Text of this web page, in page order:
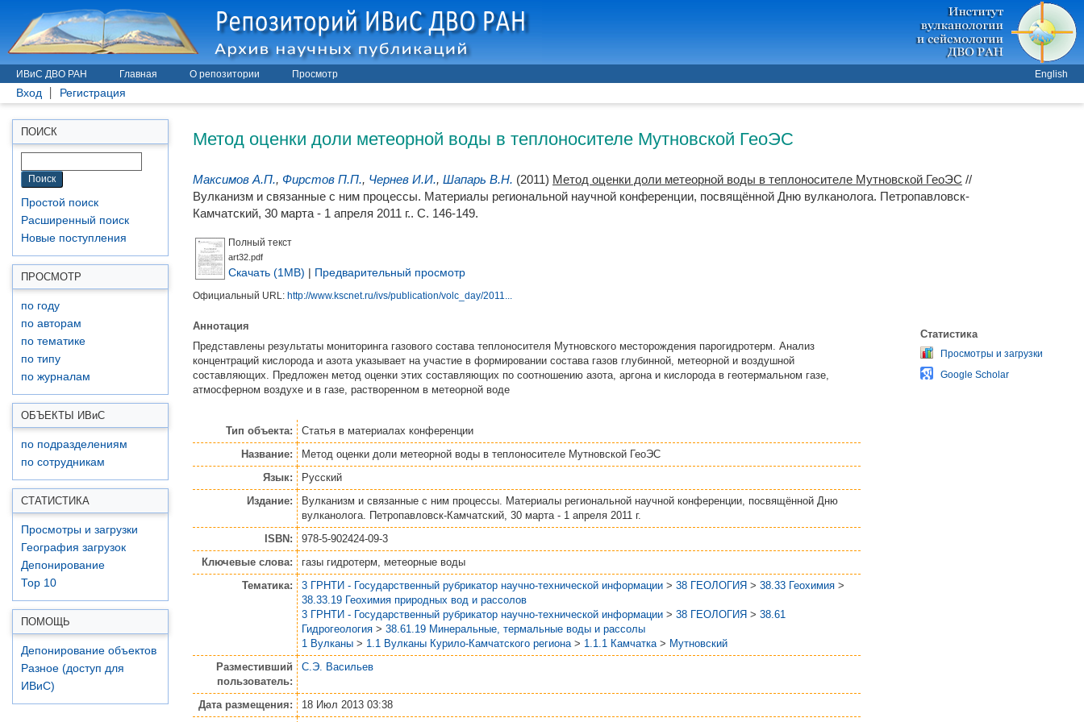
ИВиС ДВО РАН Главная О репозитории Просмотр English
Вход Регистрация
ПОИСК
Простой поиск
Расширенный поиск
Новые поступления
ПРОСМОТР
по году
по авторам
по тематике
по типу
по журналам
ОБЪЕКТЫ ИВиС
по подразделениям
по сотрудникам
СТАТИСТИКА
Просмотры и загрузки
География загрузок
Депонирование
Top 10
ПОМОЩЬ
Депонирование объектов
Разное (доступ для
ИВиС)
Метод оценки доли метеорной воды в теплоносителе Мутновской ГеоЭС
Максимов А.П., Фирстов П.П., Чернев И.И., Шапарь В.Н. (2011) Метод оценки доли метеорной воды в теплоносителе Мутновской ГеоЭС //
Вулканизм и связанные с ним процессы. Материалы региональной научной конференции, посвящённой Дню вулканолога. Петропавловск-
Камчатский, 30 марта - 1 апреля 2011 г.. С. 146-149.
Полный текст
art32.pdf
Скачать (1MB) | Предварительный просмотр
Официальный URL: http://www.kscnet.ru/ivs/publication/volc_day/2011...
Аннотация
Представлены результаты мониторинга газового состава теплоносителя Мутновского месторождения парогидротерм. Анализ
концентраций кислорода и азота указывает на участие в формировании состава газов глубинной, метеорной и воздушной
составляющих. Предложен метод оценки этих составляющих по соотношению азота, аргона и кислорода в геотермальном газе,
атмосферном воздухе и в газе, растворенном в метеорной воде
Тип объекта: Статья в материалах конференции
Название:
Метод оценки доли метеорной воды в теплоносителе Мутновской ГеоЭС
Язык:
Русский
Издание:
Вулканизм и связанные с ним процессы. Материалы региональной научной конференции, посвящённой Дню
вулканолога. Петропавловск-Камчатский, 30 марта - 1 апреля 2011 г.
ISBN:
978-5-902424-09-3
Ключевые слова:
газы гидротерм, метеорные воды
Тематика:
3 ГРНТИ - Государственный рубрикатор научно-технической информации > 38 ГЕОЛОГИЯ > 38.33 Геохимия >
38.33.19 Геохимия природных вод и рассолов
3 ГРНТИ - Государственный рубрикатор научно-технической информации > 38 ГЕОЛОГИЯ > 38.61
Гидрогеология > 38.61.19 Минеральные, термальные воды и рассолы
1 Вулканы > 1.1 Вулканы Курило-Камчатского региона > 1.1.1 Камчатка > Мутновский
Разместивший
пользователь:
С.Э. Васильев
Дата размещения:
18 Июл 2013 03:38
Статистика
Просмотры и загрузки
Google Scholar